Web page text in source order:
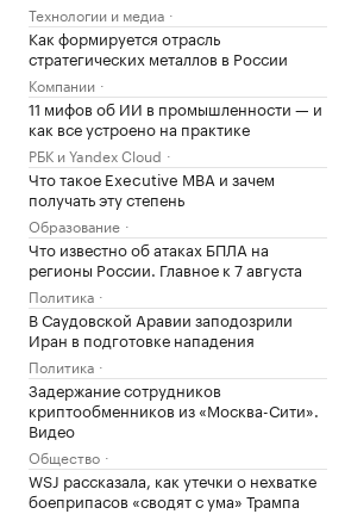
Технологии и медиа
Как формируется отрасль
стратегических металлов в России
Компании
11 мифов об ИИ в промышленности — и
как все устроено на практике
РБК и Yandex Cloud
Что такое Executive MBA и зачем
получать эту степень
Образование
Что известно об атаках БПЛА на
регионы России. Главное к 7 августа
Политика
В Саудовской Аравии заподозрили
Иран в подготовке нападения
Политика
Задержание сотрудников
криптообменников из «Москва-Сити».
Видео
Общество
WSJ рассказала, как утечки о нехватке
боеприпасов «сводят с ума» Трампа